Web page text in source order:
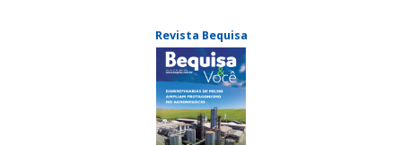
Revista Bequisa